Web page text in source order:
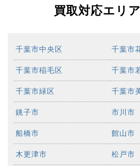
買取対応エリ
千葉市中央区 千葉市
千葉市稲毛区 千葉市
千葉市緑区 千葉市
銚子市 市川市
船橋市 館山市
木更津市 松戸市